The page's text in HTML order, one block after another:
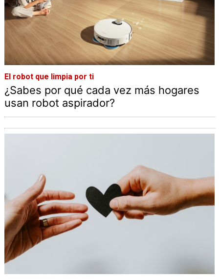
El robot que limpia por ti
¿Sabes por qué cada vez más hogares
usan robot aspirador?